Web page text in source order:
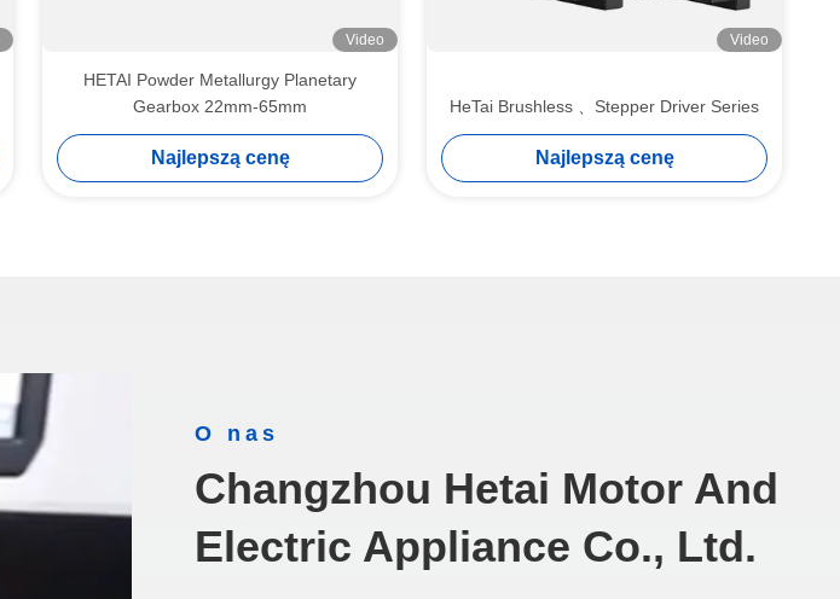
Video
HETAI Powder Metallurgy Planetary
Gearbox 22mm-65mm
Najlepszą cenę
Video
HeTai Brushless 、Stepper Driver Series
Najlepszą cenę
O nas
Changzhou Hetai Motor And
Electric Appliance Co., Ltd.